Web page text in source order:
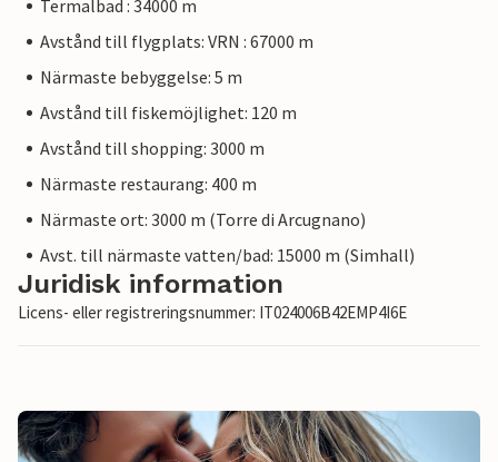
Termalbad : 34000 m
Avstånd till flygplats: VRN : 67000 m
Närmaste bebyggelse: 5 m
Avstånd till fiskemöjlighet: 120 m
Avstånd till shopping: 3000 m
Närmaste restaurang: 400 m
Närmaste ort: 3000 m (Torre di Arcugnano)
Avst. till närmaste vatten/bad: 15000 m (Simhall)
Juridisk information
Licens- eller registreringsnummer: IT024006B42EMP4I6E